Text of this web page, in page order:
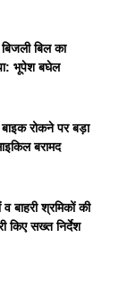
बिल का
भूपेश बघेल
रोकने पर बड़ा
बरामद
बाहरी श्रमिकों की
किए सख्त निर्देश